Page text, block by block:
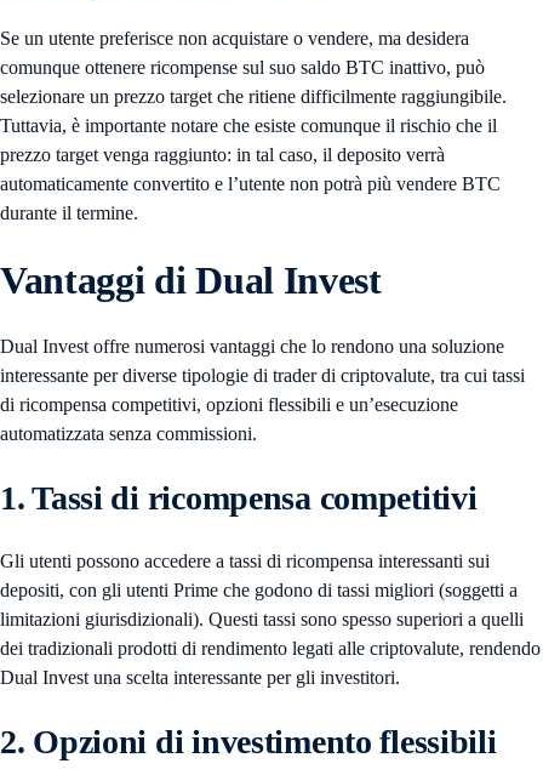
Se un utente preferisce non acquistare o vendere, ma desidera
comunque ottenere ricompense sul suo saldo BTC inattivo, può
selezionare un prezzo target che ritiene difficilmente raggiungibile.
Tuttavia, è importante notare che esiste comunque il rischio che il
prezzo target venga raggiunto: in tal caso, il deposito verrà
automaticamente convertito e l’utente non potrà più vendere BTC
durante il termine.
Vantaggi di Dual Invest
Dual Invest offre numerosi vantaggi che lo rendono una soluzione
interessante per diverse tipologie di trader di criptovalute, tra cui tassi
di ricompensa competitivi, opzioni flessibili e un’esecuzione
automatizzata senza commissioni.
1. Tassi di ricompensa competitivi
Gli utenti possono accedere a tassi di ricompensa interessanti sui
depositi, con gli utenti Prime che godono di tassi migliori (soggetti a
limitazioni giurisdizionali). Questi tassi sono spesso superiori a quelli
dei tradizionali prodotti di rendimento legati alle criptovalute, rendendo
Dual Invest una scelta interessante per gli investitori.
2. Opzioni di investimento flessibili